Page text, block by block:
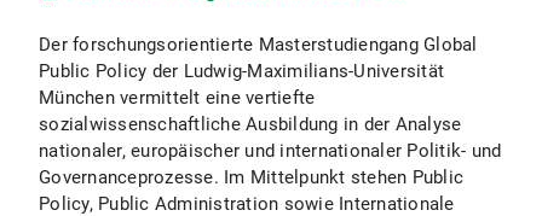
Der forschungsorientierte Masterstudiengang Global
Public Policy der Ludwig-Maximilians-Universität
München vermittelt eine vertiefte
sozialwissenschaftliche Ausbildung in der Analyse
nationaler, europäischer und internationaler Politik- und
Governanceprozesse. Im Mittelpunkt stehen Public
Policy, Public Administration sowie Internationale